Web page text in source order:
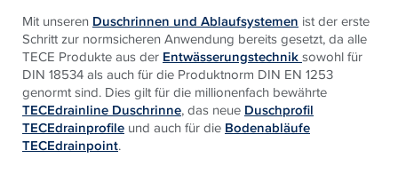
Mit unseren Duschrinnen und Ablaufsystemen ist der erste
Schritt zur normsicheren Anwendung bereits gesetzt, da alle
TECE Produkte aus der Entwässerungstechniksowohl für
DIN 18534 als auch für die Produktnorm DIN EN 1253
genormt sind. Dies gilt für die millionenfach bewährte
TECEdrainline Duschrinne, das neue Duschprofil
TECEdrainprofile und auch für die Bodenabläufe
TECEdrainpoint.